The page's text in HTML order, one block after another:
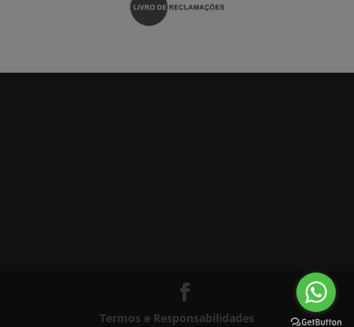
Termos e Responsabilidades